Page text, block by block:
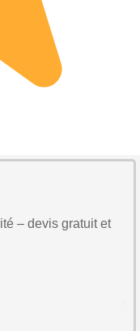
– devis gratuit et